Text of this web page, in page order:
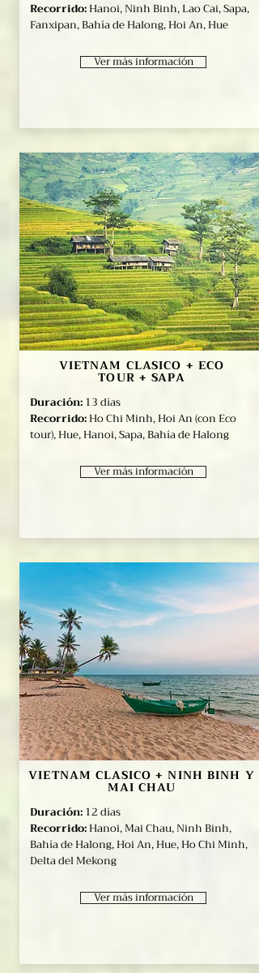
Recorrido:Hanoi, Ninh Binh, Lao Cai, Sapa,
Fanxipan, Bahía de Halong, Hoi An, Hue
Ver más información
VIETNAM CLASICO + ECO
TOUR + SAPA
Duración:13 días
Recorrido:Ho Chi Minh, Hoi An (con Eco
tour), Hue, Hanoi, Sapa, Bahía de Halong
Ver más información
VIETNAM CLASICO + NINH BINH Y
MAI CHAU
Duración:12 días
Recorrido:Hanoi, Mai Chau, Ninh Binh,
Bahía de Halong, Hoi An, Hue, Ho Chi Minh,
Delta del Mekong
Ver más información